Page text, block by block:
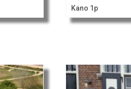
Kano 1p